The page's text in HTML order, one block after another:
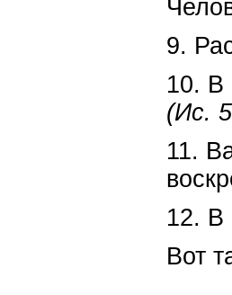
9.
10. В
(Ис.
11.
12. В
Вот